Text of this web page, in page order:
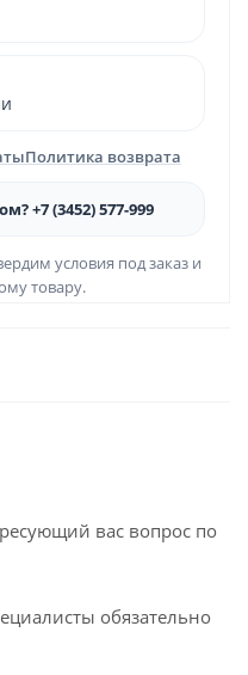
Политика возврата
+7 (3452) 577-999
условия под заказ и
товару.
вас вопрос по
обязательно